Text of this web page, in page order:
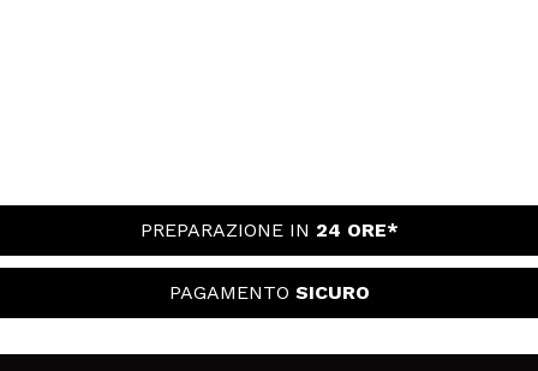
PREPARAZIONE IN 24 ORE*
PAGAMENTO SICURO